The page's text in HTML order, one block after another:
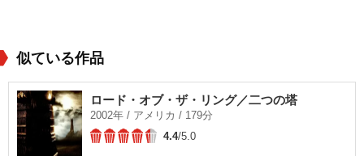
似ている作品
ロード・オブ・ザ・リング／二つの塔
2002年 / アメリカ / 179分
4.4/5.0